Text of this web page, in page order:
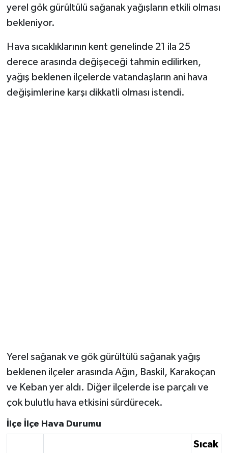
yerel gök gürültülü sağanak yağışların etkili olması
bekleniyor.
Hava sıcaklıklarının kent genelinde 21 ila 25
derece arasında değişeceği tahmin edilirken,
yağış beklenen ilçelerde vatandaşların ani hava
değişimlerine karşı dikkatli olması istendi.
Yerel sağanak ve gök gürültülü sağanak yağış
beklenen ilçeler arasında Ağın, Baskil, Karakoçan
ve Keban yer aldı. Diğer ilçelerde ise parçalı ve
çok bulutlu hava etkisini sürdürecek.
İlçe İlçe Hava Durumu
Sıcak